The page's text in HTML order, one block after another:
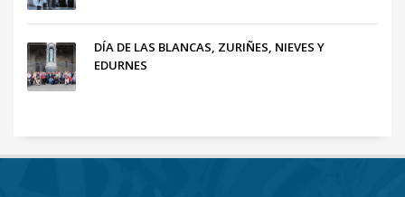
DÍA DE LAS BLANCAS, ZURIÑES, NIEVES Y
EDURNES